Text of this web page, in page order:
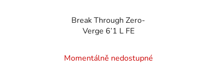
Break Through Zero-
Verge 6’1 L FE
Momentálně nedostupné